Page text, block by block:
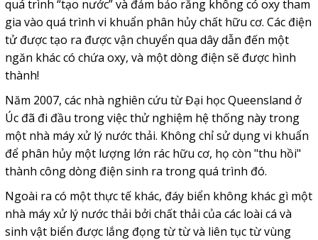
quá trình “tạo nước” và đảm bảo rằng không có oxy tham
gia vào quá trình vi khuẩn phân hủy chất hữu cơ. Các điện
tử được tạo ra được vận chuyển qua dây dẫn đến một
ngăn khác có chứa oxy, và một dòng điện sẽ được hình
thành!
Năm 2007, các nhà nghiên cứu từ Đại học Queensland ở
Úc đã đi đầu trong việc thử nghiệm hệ thống này trong
một nhà máy xử lý nước thải. Không chỉ sử dụng vi khuẩn
để phân hủy một lượng lớn rác hữu cơ, họ còn "thu hồi"
thành công dòng điện sinh ra trong quá trình đó.
Ngoài ra có một thực tế khác, đáy biển không khác gì một
nhà máy xử lý nước thải bởi chất thải của các loài cá và
sinh vật biển được lắng đọng từ từ và liên tục từ vùng